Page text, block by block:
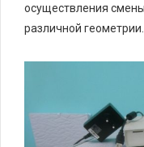
осуществления
различной геометрии.